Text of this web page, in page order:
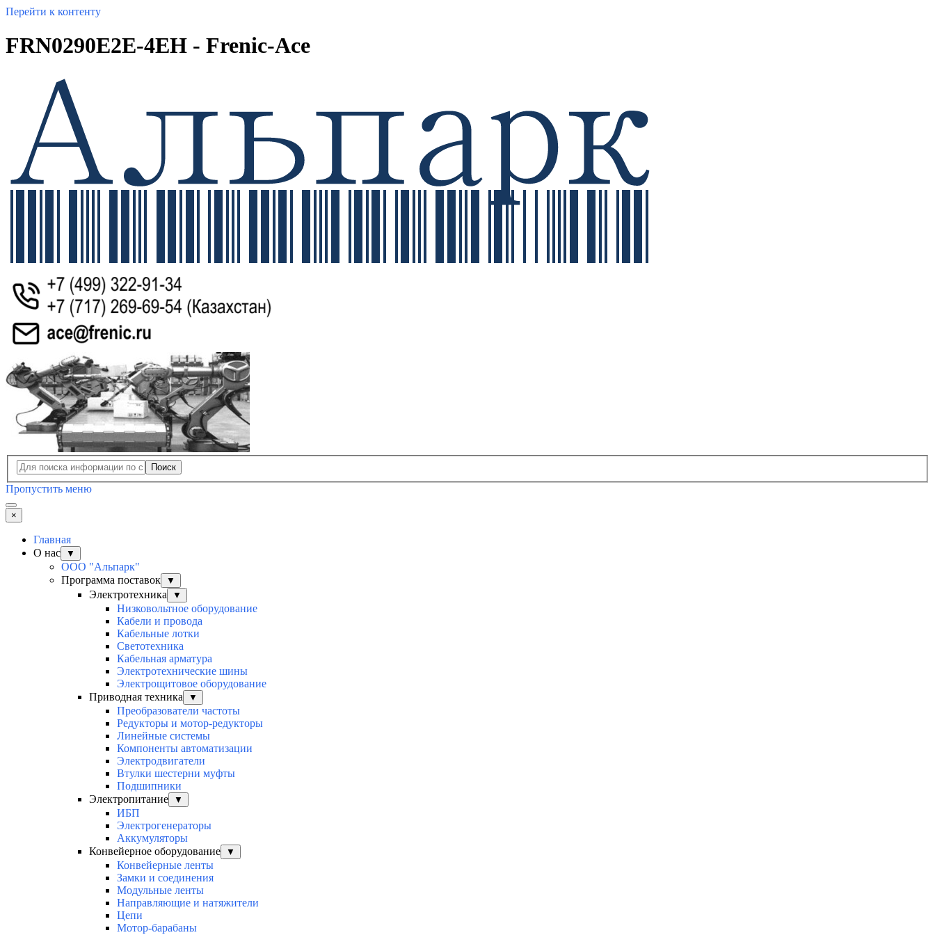
Перейти к контенту
FRN0290E2E-4EH - Frenic-Ace
Поиск
Пропустить меню
×
Главная
О нас
▼
ООО "Альпарк"
Программа поставок
▼
Электротехника ▼
Низковольтное оборудование
Кабели и провода
Кабельные лотки
Светотехника
Кабельная арматура
Электротехнические шины
Электрощитовое оборудование
Приводная техника
▼
Преобразователи частоты
Редукторы и мотор-редукторы
Линейные системы
Компоненты автоматизации
Электродвигатели
Втулки шестерни муфты
Подшипники
Электропитание
▼
ИБП
Электрогенераторы
Аккумуляторы
Конвейерное оборудование
▼
Конвейерные ленты
Замки и соединения
Модульные ленты
Направляющие и натяжители
Цепи
Мотор-барабаны